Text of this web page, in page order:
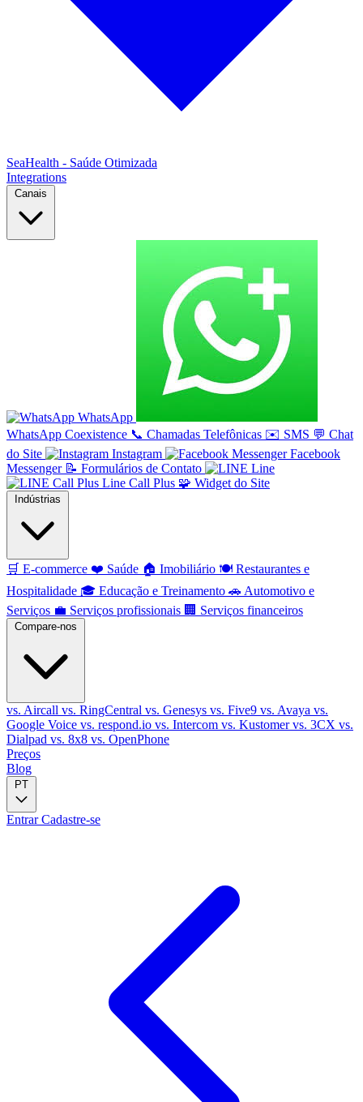
SeaHealth - Saúde Otimizada
Integrations
Canais
WhatsApp
WhatsApp Coexistence 📞 Chamadas Telefônicas ✉️ SMS 💬 Chat
do Site
Instagram
Facebook
Messenger 📝 Formulários de Contato
Line
Line Call Plus 🧩 Widget do Site
Indústrias
🛒 E-commerce ❤️ Saúde 🏠 Imobiliário 🍽️ Restaurantes e
Hospitalidade 🎓 Educação e Treinamento 🚗 Automotivo e
Serviços 💼 Serviços profissionais 🏢 Serviços financeiros
Compare-nos
vs. Aircall vs. RingCentral vs. Genesys vs. Five9 vs. Avaya vs.
Google Voice vs. respond.io vs. Intercom vs. Kustomervs. 3CX vs.
Dialpad vs. 8x8 vs. OpenPhone
Preços
Blog
PT
EntrarCadastre-se